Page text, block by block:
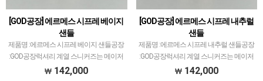
[GOD공장] 에르메스 시프레 베이지
샌들
제품명 :에르메스 시프레 베이지 샌들공장
:GOD공장럭셔리 계열 스니커즈는 메이저
공장에서 취급되는 모델 많이 없습니다.그
142,000
[GOD공장] 에르메스 시프레 내추럴
샌들
제품명 :에르메스 시프레 내추럴 샌들공장
:GOD공장럭셔리 계열 스니커즈는 메이저
공장에서 취급되는 모델 많이 없습니다.그
142,000